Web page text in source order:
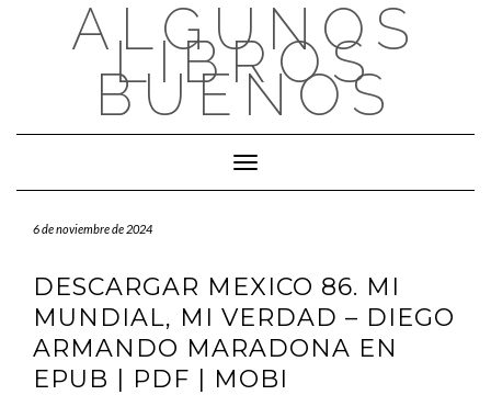
ALGUNOS
LIBROS
BUENOS
Cambiar modo de navegación
6 de noviembre de 2024
DESCARGAR MEXICO 86. MI
MUNDIAL, MI VERDAD – DIEGO
ARMANDO MARADONA EN
EPUB | PDF | MOBI